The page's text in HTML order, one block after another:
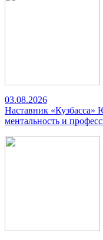
03.08.2026
Наставник «Кузбасса»
ментальность и